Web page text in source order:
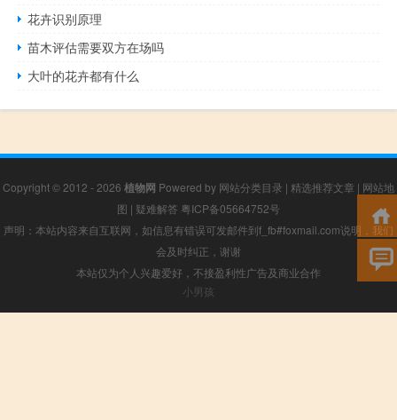
花卉识别原理
苗木评估需要双方在场吗
大叶的花卉都有什么
Copyright © 2012 - 2026 植物网 Powered by 网站分类目录 | 精选推荐文章 | 网站地
图 | 疑难解答 粤ICP备05664752号
声明：本站内容来自互联网，如信息有错误可发邮件到f_fb#foxmail.com说明，我们
会及时纠正，谢谢
本站仅为个人兴趣爱好，不接盈利性广告及商业合作
小男孩